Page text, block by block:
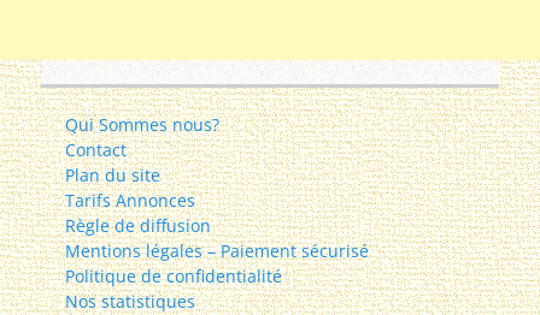
Qui Sommes nous?
Contact
Plan du site
Tarifs Annonces
Règle de diffusion
Mentions légales – Paiement sécurisé
Politique de confidentialité
Nos statistiques